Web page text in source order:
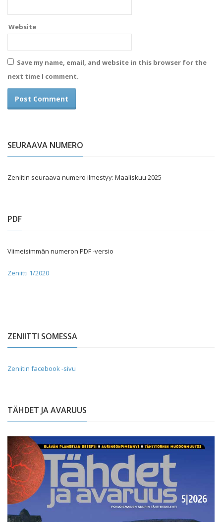
Website
Save my name, email, and website in this browser for the
next time I comment.
SEURAAVA NUMERO
Zeniitin seuraava numero ilmestyy: Maaliskuu 2025
PDF
Viimeisimmän numeron PDF -versio
Zeniitti 1/2020
ZENIITTI SOMESSA
Zeniitin facebook -sivu
TÄHDET JA AVARUUS